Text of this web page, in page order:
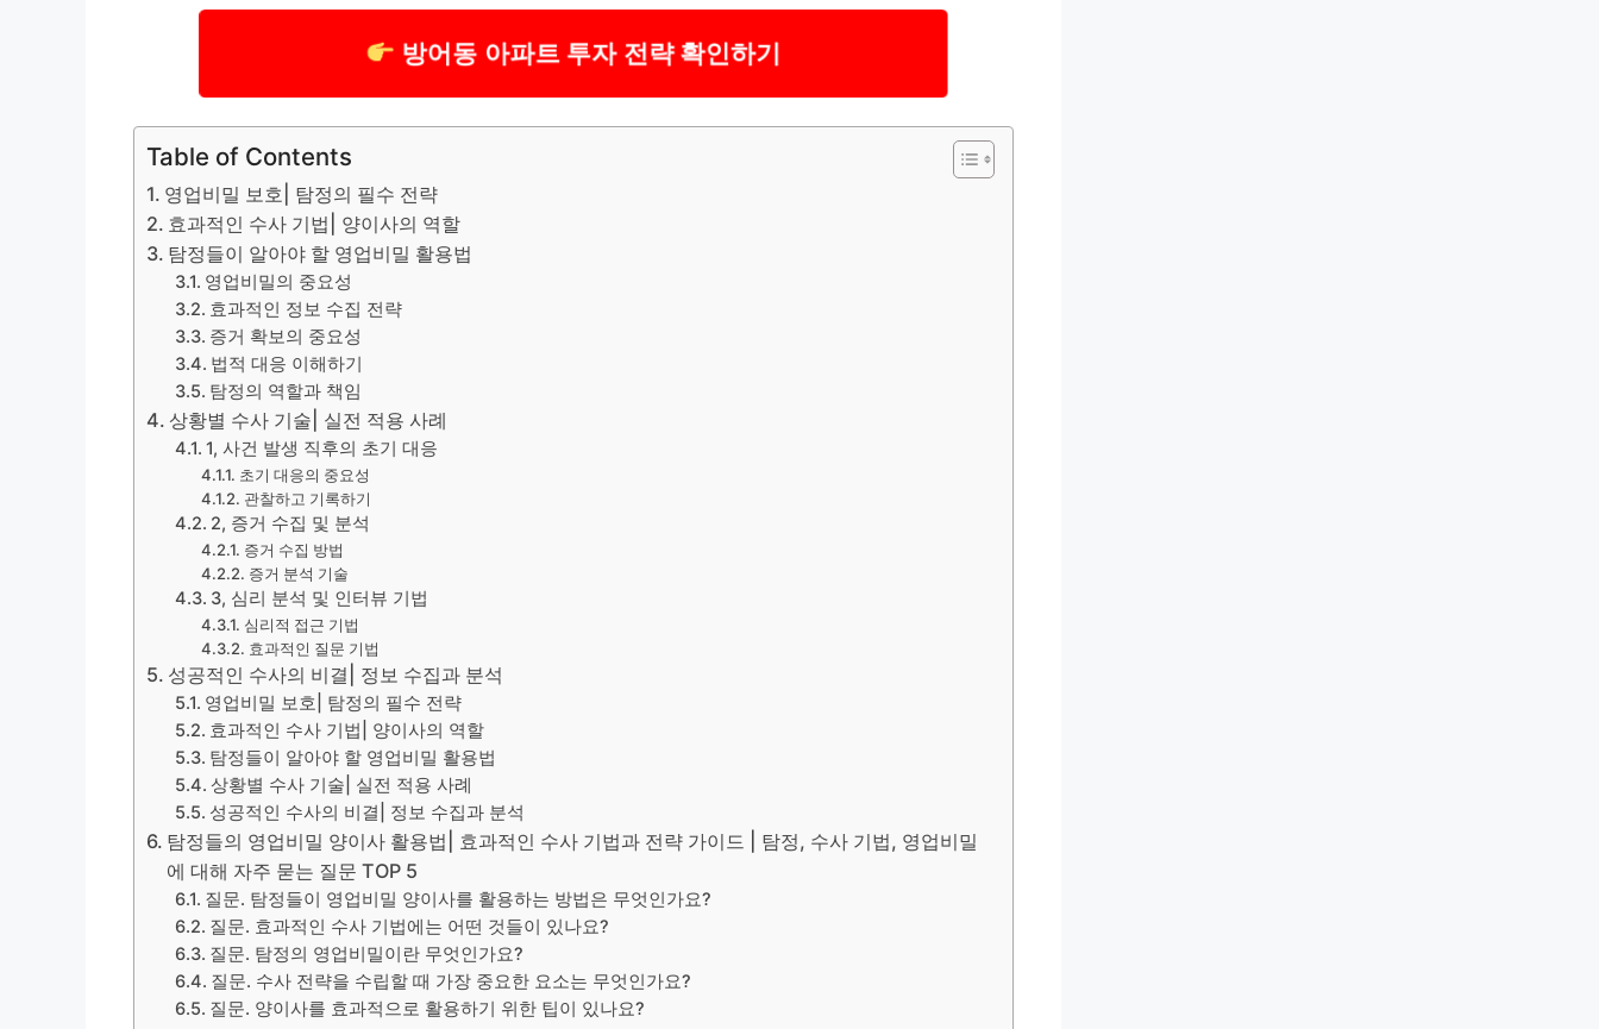
방어동 아파트 투자 전략 확인하기
Table of Contents
영업비밀 보호| 탐정의 필수 전략
효과적인 수사 기법| 양이사의 역할
탐정들이 알아야 할 영업비밀 활용법
영업비밀의 중요성
효과적인 정보 수집 전략
증거 확보의 중요성
법적 대응 이해하기
탐정의 역할과 책임
상황별 수사 기술| 실전 적용 사례
1, 사건 발생 직후의 초기 대응
초기 대응의 중요성
관찰하고 기록하기
2, 증거 수집 및 분석
증거 수집 방법
증거 분석 기술
3, 심리 분석 및 인터뷰 기법
심리적 접근 기법
효과적인 질문 기법
성공적인 수사의 비결| 정보 수집과 분석
영업비밀 보호| 탐정의 필수 전략
효과적인 수사 기법| 양이사의 역할
탐정들이 알아야 할 영업비밀 활용법
상황별 수사 기술| 실전 적용 사례
성공적인 수사의 비결| 정보 수집과 분석
탐정들의 영업비밀 양이사 활용법| 효과적인 수사 기법과 전략 가이드 | 탐정, 수사 기법, 영업비밀
에 대해 자주 묻는 질문 TOP 5
질문. 탐정들이 영업비밀 양이사를 활용하는 방법은 무엇인가요?
질문. 효과적인 수사 기법에는 어떤 것들이 있나요?
질문. 탐정의 영업비밀이란 무엇인가요?
질문. 수사 전략을 수립할 때 가장 중요한 요소는 무엇인가요?
질문. 양이사를 효과적으로 활용하기 위한 팁이 있나요?